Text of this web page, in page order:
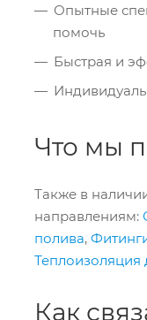
Опытные
помочь
Быстрая и
Что мы
Также в
направлениям:
полива,
Теплоизоляция
Как